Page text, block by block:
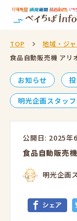
TOP 地域・ジ
食品自動販売機 アリ
お知らせ
明光企画スタッフ
公開日: 2025年
食品自動販売
明光企画